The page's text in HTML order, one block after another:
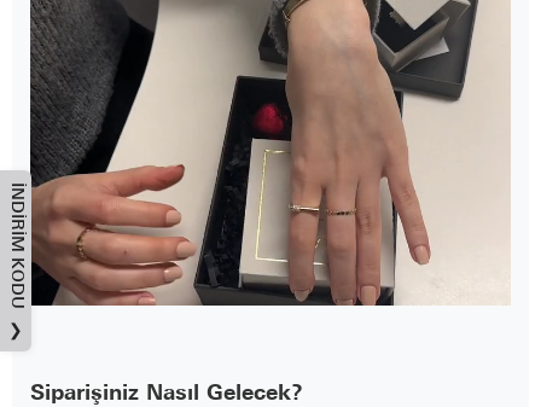
Siparişiniz Nasıl Gelecek?
İNDIRIM KODU
❯